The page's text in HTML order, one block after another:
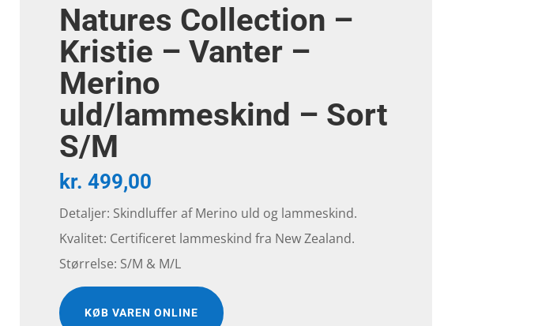
Natures Collection –
Kristie – Vanter –
Merino
uld/lammeskind – Sort
S/M
kr. 499,00
Detaljer: Skindluffer af Merino uld og lammeskind.
Kvalitet: Certificeret lammeskind fra New Zealand.
Størrelse: S/M & M/L
KØB VAREN ONLINE